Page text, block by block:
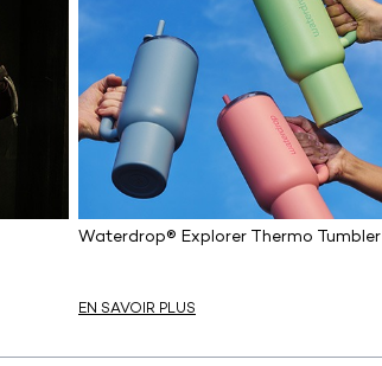
Waterdrop® Explorer Thermo Tumbler
EN SAVOIR PLUS